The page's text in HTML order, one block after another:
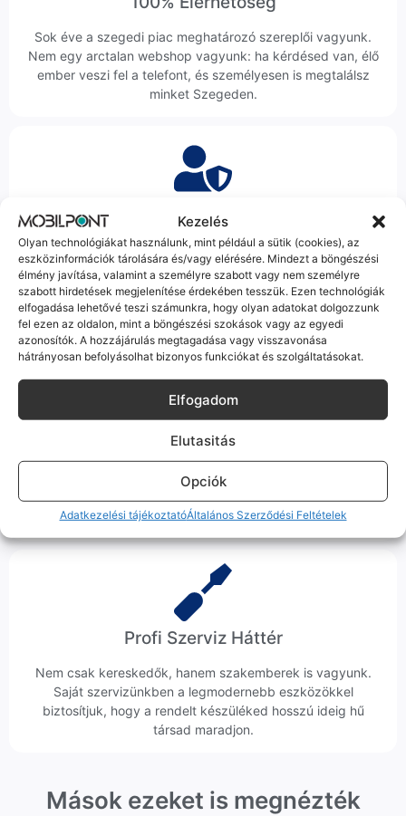
Kezelés
Olyan technológiákat használunk, mint például a sütik (cookies), az
eszközinformációk tárolására és/vagy elérésére. Mindezt a böngészési
élmény javítása, valamint a személyre szabott vagy nem személyre
szabott hirdetések megjelenítése érdekében tesszük. Ezen technológiák
elfogadása lehetővé teszi számunkra, hogy olyan adatokat dolgozzunk
fel ezen az oldalon, mint a böngészési szokások vagy az egyedi
azonosítók. A hozzájárulás megtagadása vagy visszavonása
hátrányosan befolyásolhat bizonyos funkciókat és szolgáltatásokat.
Elfogadom
Elutasitás
Opciók
Adatkezelési tájékoztatóÁltalános Szerződési Feltételek
Sok éve a szegedi piac meghatározó szereplői vagyunk.
Nem egy arctalan webshop vagyunk: ha kérdésed van, élő
ember veszi fel a telefont, és személyesen is megtalálsz
minket Szegeden.
Korrekt Ügyintézés
Hibázni emberi dolog, de a felelősségvállalás nálunk alap.
Ha ritkán előfordul egy hiba, nem kifogásokat keresünk,
hanem megoldást. Szakértő kollégáink azonnal kézbe
veszik az ügyedet.
Ingyenes Futár & Szerviz
Ha messze laksz, mi megyünk a készülékért. Garanciális
probléma esetén küldjük a futárt, bevizsgáljuk a telefont, és
javítva vagy cserélve küldjük vissza – neked ez 0 Ft
költséggel jár.
Profi Szerviz Háttér
Nem csak kereskedők, hanem szakemberek is vagyunk.
Saját szervizünkben a legmodernebb eszközökkel
biztosítjuk, hogy a rendelt készüléked hosszú ideig hű
társad maradjon.
Mások ezeket is megnézték